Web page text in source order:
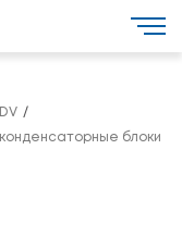
блоки